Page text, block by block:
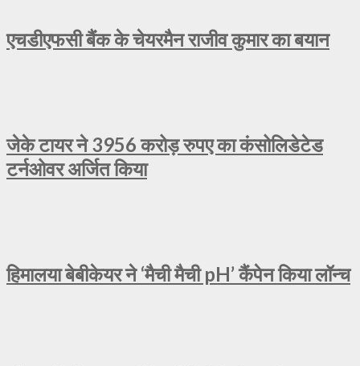
एचडीएफसी बैंक के चेयरमैन राजीव कुमार का बयान
जेके टायर ने 3956 करोड़ रुपए का कंसोलिडेटेड
टर्नओवर अर्जित किया
हिमालया बेबीकेयर ने ‘मैची मैची pH’ कैंपेन किया लॉन्च